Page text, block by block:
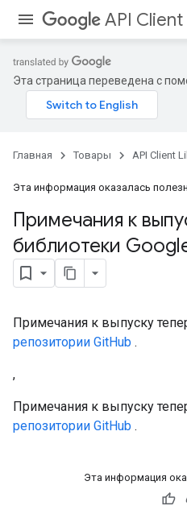
API
Эта страница переведена с
Главная Товары API Client
Эта информация оказалась
Примечания к
библиотеки
Примечания к выпуску
репозитории GitHub .
,
Примечания к выпуску
репозитории GitHub .
Эта информация